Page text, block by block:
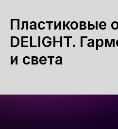
Пластиковые
DELIGHT.
и света